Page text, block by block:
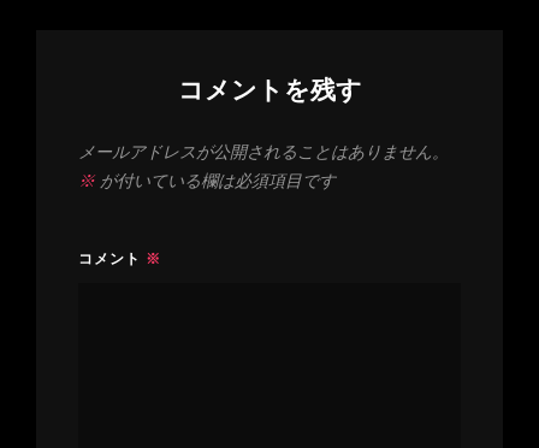
コメントを残す
メールアドレスが公開されることはありません。
※が付いている欄は必須項目です
コメント ※